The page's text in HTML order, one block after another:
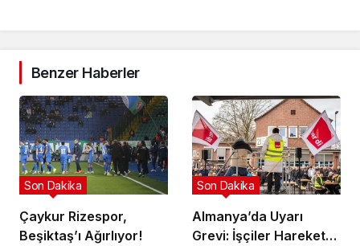
Benzer Haberler
Çaykur Rizespor,
Beşiktaş’ı Ağırlıyor!
Son Dakika
Almanya’da Uyarı
Grevi: İşçiler Harekete
Son Dakika